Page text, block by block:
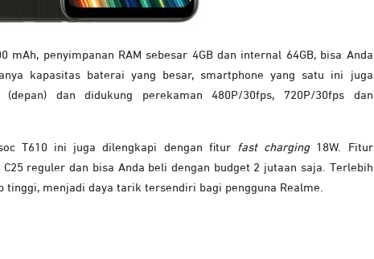
mAh, penyimpanan RAM sebesar 4GB dan internal 64GB, bisa Anda
kapasitas baterai yang besar, smartphone yang satu ini juga
dan didukung perekaman 480P/30fps, 720P/30fps dan
T610 ini juga dilengkapi dengan fiturfast charging18W. Fitur
reguler dan bisa Anda beli dengan budget 2 jutaan saja. Terlebih
tinggi, menjadi daya tarik tersendiri bagi pengguna Realme.